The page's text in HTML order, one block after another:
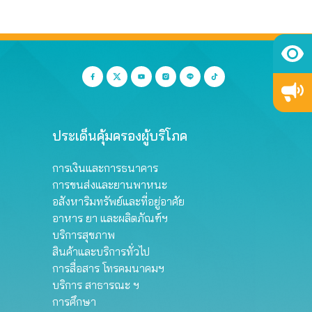
ประเด็นคุ้มครองผู้บริโภค
การเงินและการธนาคาร
การขนส่งและยานพาหนะ
อสังหาริมทรัพย์และที่อยู่อาศัย
อาหาร ยา และผลิตภัณฑ์ฯ
บริการสุขภาพ
สินค้าและบริการทั่วไป
การสื่อสาร โทรคมนาคมฯ
บริการ สาธารณะ ฯ
การศึกษา